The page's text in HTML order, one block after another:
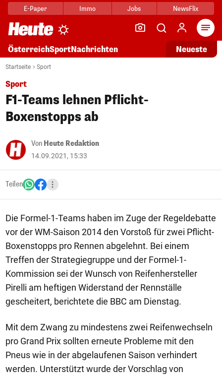
E-Paper Immo Jobs NewsFlix
ÖsterreichSportNachrichten Neueste
Startseite Sport
Sport
F1-Teams lehnen Pflicht-
Boxenstopps ab
Von Heute Redaktion
14.09.2021, 15:33
Teilen
Die Formel-1-Teams haben im Zuge der Regeldebatte
vor der WM-Saison 2014 den Vorstoß für zwei Pflicht-
Boxenstopps pro Rennen abgelehnt. Bei einem
Treffen der Strategiegruppe und der Formel-1-
Kommission sei der Wunsch von Reifenhersteller
Pirelli am heftigen Widerstand der Rennställe
gescheitert, berichtete die BBC am Dienstag.
Mit dem Zwang zu mindestens zwei Reifenwechseln
pro Grand Prix sollten erneute Probleme mit den
Pneus wie in der abgelaufenen Saison verhindert
werden. Unterstützt wurde der Vorschlag von